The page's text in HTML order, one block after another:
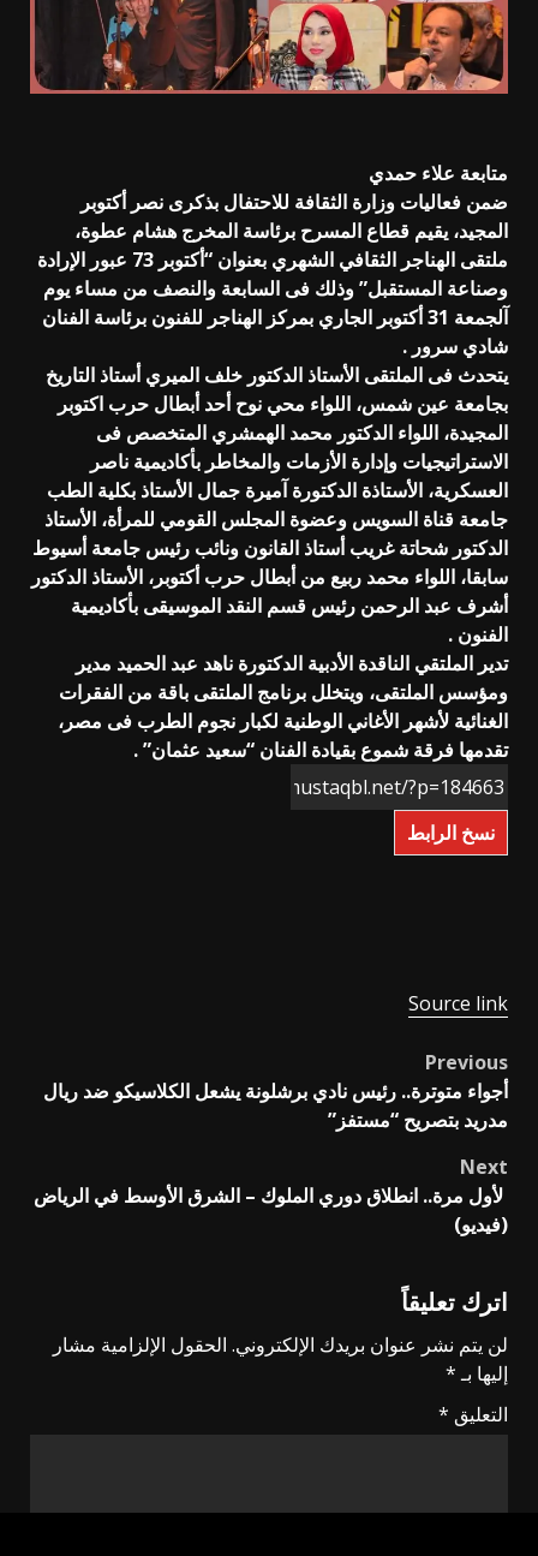
متابعة علاء حمدي
ضمن فعاليات وزارة الثقافة للاحتفال بذكرى نصر أكتوبر
المجيد، يقيم قطاع المسرح برئاسة المخرج هشام عطوة،
ملتقى الهناجر الثقافي الشهري بعنوان “أكتوبر 73 عبور الإرادة
وصناعة المستقبل” وذلك فى السابعة والنصف من مساء يوم
آلجمعة 31 أكتوبر الجاري بمركز الهناجر للفنون برئاسة الفنان
شادي سرور .
يتحدث فى الملتقى الأستاذ الدكتور خلف الميري أستاذ التاريخ
بجامعة عين شمس، اللواء محي نوح أحد أبطال حرب اكتوبر
المجيدة، اللواء الدكتور محمد الهمشري المتخصص فى
الاستراتيجيات وإدارة الأزمات والمخاطر بأكاديمية ناصر
العسكرية، الأستاذة الدكتورة آميرة جمال الأستاذ بكلية الطب
جامعة قناة السويس وعضوة المجلس القومي للمرأة، الأستاذ
الدكتور شحاتة غريب أستاذ القانون ونائب رئيس جامعة أسيوط
سابقا، اللواء محمد ربيع من أبطال حرب أكتوبر، الأستاذ الدكتور
أشرف عبد الرحمن رئيس قسم النقد الموسيقى بأكاديمية
الفنون .
تدير الملتقي الناقدة الأدبية الدكتورة ناهد عبد الحميد مدير
ومؤسس الملتقى، ويتخلل برنامج الملتقى باقة من الفقرات
الغنائية لأشهر الأغاني الوطنية لكبار نجوم الطرب فى مصر،
تقدمها فرقة شموع بقيادة الفنان “سعيد عثمان” .
نسخ الرابط
Source link
Post
navigation
Previous
أجواء متوترة.. رئيس نادي برشلونة يشعل الكلاسيكو ضد ريال
مدريد بتصريح “مستفز”
Next
لأول مرة.. انطلاق دوري الملوك – الشرق الأوسط في الرياض
(فيديو)
اترك تعليقاً
لن يتم نشر عنوان بريدك الإلكتروني. الحقول الإلزامية مشار
إليها بـ*
التعليق *